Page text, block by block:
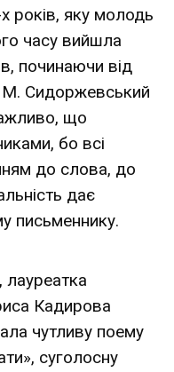
років, яку молодь
часу вийшла
починаючи від
Сидоржевський
що
бо всі
до слова, до
дає
письменнику.
лауреатка
Кадирова
чутливу поему
суголосну